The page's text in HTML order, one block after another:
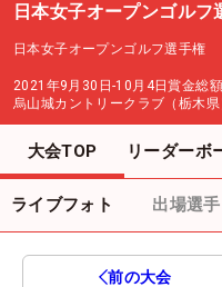
日本女子オープンゴルフ
日本女子オープンゴルフ選手権
2021年9月30日-10月4日賞金総額
烏山城カントリークラブ（栃木県
大会TOP リーダーボ
ライブフォト 出場選手
前の大会